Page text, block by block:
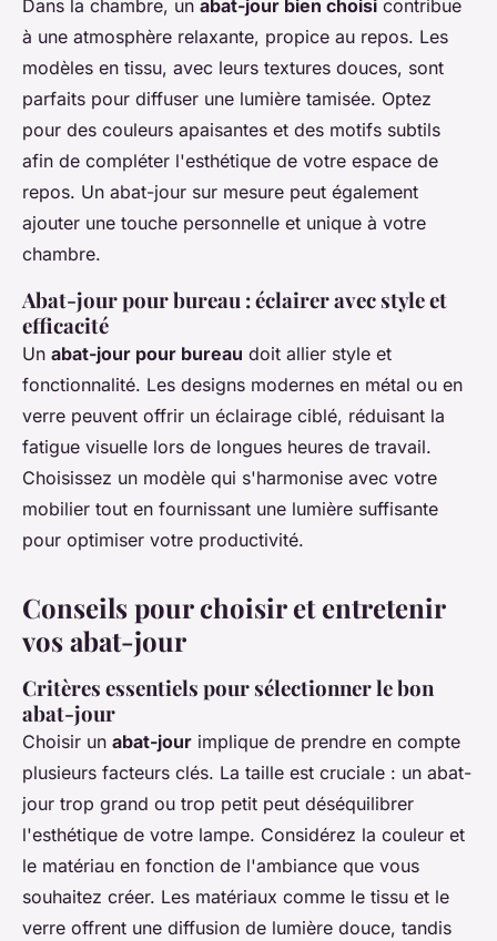
Dans la chambre, un abat-jour bien choisi contribue
à une atmosphère relaxante, propice au repos. Les
modèles en tissu, avec leurs textures douces, sont
parfaits pour diffuser une lumière tamisée. Optez
pour des couleurs apaisantes et des motifs subtils
afin de compléter l'esthétique de votre espace de
repos. Un abat-jour sur mesure peut également
ajouter une touche personnelle et unique à votre
chambre.
Abat-jour pour bureau : éclairer avec style et
efficacité
Un abat-jour pour bureau doit allier style et
fonctionnalité. Les designs modernes en métal ou en
verre peuvent offrir un éclairage ciblé, réduisant la
fatigue visuelle lors de longues heures de travail.
Choisissez un modèle qui s'harmonise avec votre
mobilier tout en fournissant une lumière suffisante
pour optimiser votre productivité.
Conseils pour choisir et entretenir
vos abat-jour
Critères essentiels pour sélectionner le bon
abat-jour
Choisir un abat-jour implique de prendre en compte
plusieurs facteurs clés. La taille est cruciale : un abat-
jour trop grand ou trop petit peut déséquilibrer
l'esthétique de votre lampe. Considérez la couleur et
le matériau en fonction de l'ambiance que vous
souhaitez créer. Les matériaux comme le tissu et le
verre offrent une diffusion de lumière douce, tandis